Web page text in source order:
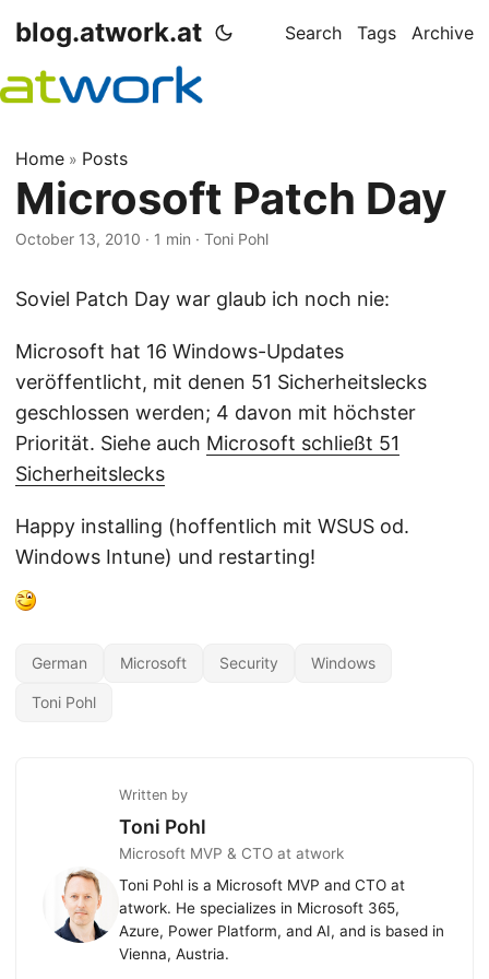
blog.atwork.at Search Tags Archive
Home » Posts
Microsoft Patch Day
October 13, 2010 · 1 min · Toni Pohl
Soviel Patch Day war glaub ich noch nie:
Microsoft hat 16 Windows-Updates
veröffentlicht, mit denen 51 Sicherheitslecks
geschlossen werden; 4 davon mit höchster
Priorität. Siehe auch Microsoft schließt 51
Sicherheitslecks
Happy installing (hoffentlich mit WSUS od.
Windows Intune) und restarting!
German Microsoft Security Windows
Toni Pohl
Written by
Toni Pohl
Microsoft MVP & CTO at atwork
Toni Pohl is a Microsoft MVP and CTO at
atwork. He specializes in Microsoft 365,
Azure, Power Platform, and AI, and is based in
Vienna, Austria.